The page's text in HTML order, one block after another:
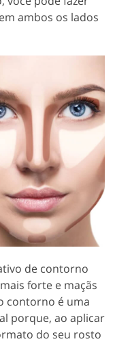
ambos os lados
de contorno
forte e maçãs
contorno é uma
porque, ao aplicar
do seu rosto